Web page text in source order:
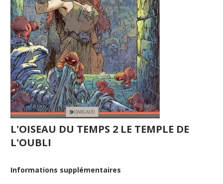
L'OISEAU DU TEMPS 2 LE TEMPLE DE
L'OUBLI
Informations supplémentaires